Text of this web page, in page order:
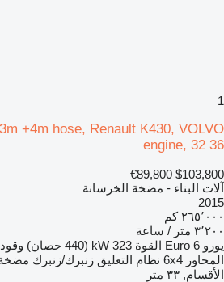
1
+4m hose, Renault K430, VOLVO
engine, 32 36
$103,800
€89,800
آلات البناء - مضخة الخرسانة
2015
٢٦٥٬٠٠٠ كم
٣٬٢٠٠ متر / ساعة
يورو Euro 6 القوة 323 kW (440 حصان) وقود
المحاور 6x4 نظام التعليق زنبرك/زنبرك مضخة
الأقسام, ٣٣ متر